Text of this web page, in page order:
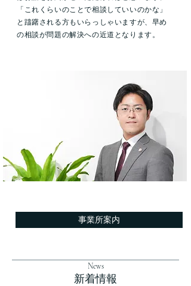
「これくらいのことで相談していいのかな」
と躊躇される方もいらっしゃいますが、早め
の相談が問題の解決への近道となります。
事業所案内
News
​新着情報